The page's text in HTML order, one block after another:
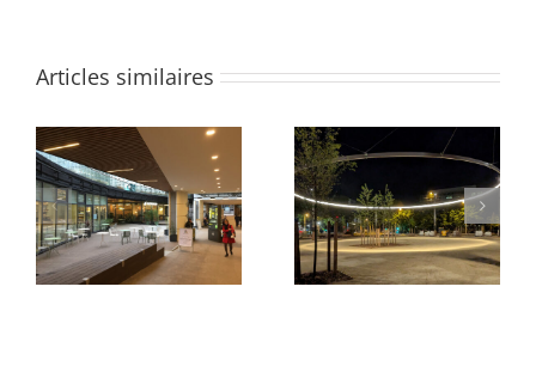
Articles similaires
Quartier des Groues
Parvis du Pont Neuf et
de La Samaritaine